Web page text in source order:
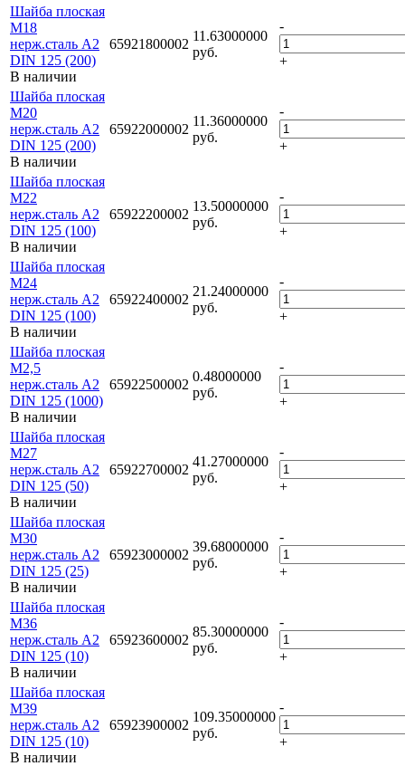
Шайба плоская
М18
нерж.сталь А2
DIN 125 (200)
В наличии
65921800002
11.63000000
руб.
-
+
Шайба плоская
М20
нерж.сталь А2
DIN 125 (200)
В наличии
65922000002
11.36000000
руб.
-
+
Шайба плоская
М22
нерж.сталь А2
DIN 125 (100)
В наличии
65922200002
13.50000000
руб.
-
+
Шайба плоская
М24
нерж.сталь А2
DIN 125 (100)
В наличии
65922400002
21.24000000
руб.
-
+
Шайба плоская
М2,5
нерж.сталь А2
DIN 125 (1000)
В наличии
65922500002
0.48000000
руб.
-
+
Шайба плоская
М27
нерж.сталь А2
DIN 125 (50)
В наличии
65922700002
41.27000000
руб.
-
+
Шайба плоская
М30
нерж.сталь А2
DIN 125 (25)
В наличии
65923000002
39.68000000
руб.
-
+
Шайба плоская
М36
нерж.сталь А2
DIN 125 (10)
В наличии
65923600002
85.30000000
руб.
-
+
Шайба плоская
М39
нерж.сталь А2
DIN 125 (10)
В наличии
65923900002
109.35000000
руб.
-
+